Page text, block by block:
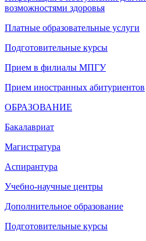
возможностями здоровья
Платные образовательные услуги
Подготовительные курсы
Прием в филиалы МПГУ
Прием иностранных абитуриентов
ОБРАЗОВАНИЕ
Бакалавриат
Магистратура
Аспирантура
Учебно-научные центры
Дополнительное образование
Подготовительные курсы